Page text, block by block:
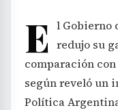
E l Gobierno
redujo su
comparación con
según reveló un
Política